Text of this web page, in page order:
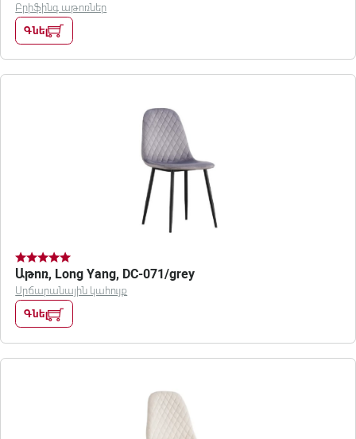
Բրիֆինգ աթոռներ
Գնել
Աթոռ, Long Yang, DC-071/grey
Սրճարանային կահույք
Գնել